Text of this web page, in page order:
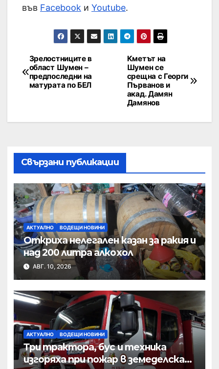
във Facebook и Youtube.
Кметът на
Шумен се
срещна с Георги
Първанов и
акад. Дамян
Дамянов
Зрелостниците в
област Шумен –
предпоследни на
матурата по БЕЛ
Свързани публикации
АКТУАЛНО ВОДЕЩИ НОВИНИ
Откриха нелегален казан за ракия и
над 200 литра алкохол
АВГ. 10, 2026
АКТУАЛНО ВОДЕЩИ НОВИНИ
Три трактора, бус и техника
изгоряха при пожар в земеделска